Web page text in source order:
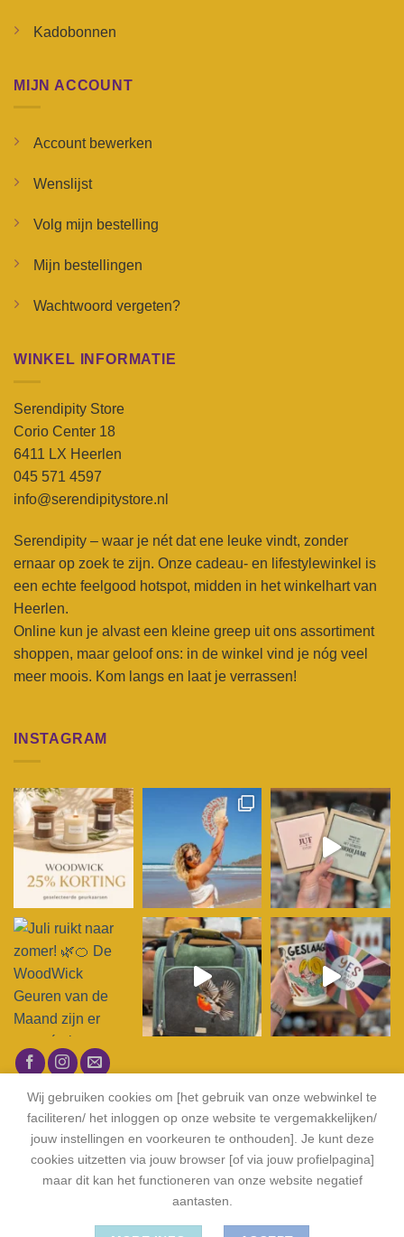
Kadobonnen
MIJN ACCOUNT
Account bewerken
Wenslijst
Volg mijn bestelling
Mijn bestellingen
Wachtwoord vergeten?
WINKEL INFORMATIE
Serendipity Store
Corio Center 18
6411 LX Heerlen
045 571 4597
info@serendipitystore.nl
Serendipity – waar je nét dat ene leuke vindt, zonder
ernaar op zoek te zijn. Onze cadeau- en lifestylewinkel is
een echte feelgood hotspot, midden in het winkelhart van
Heerlen.
Online kun je alvast een kleine greep uit ons assortiment
shoppen, maar geloof ons: in de winkel vind je nóg veel
meer moois. Kom langs en laat je verrassen!
INSTAGRAM
Wij gebruiken cookies om [het gebruik van onze webwinkel te
faciliteren/ het inloggen op onze website te vergemakkelijken/
jouw instellingen en voorkeuren te onthouden]. Je kunt deze
cookies uitzetten via jouw browser [of via jouw profielpagina]
maar dit kan het functioneren van onze website negatief
aantasten.